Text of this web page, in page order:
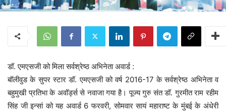
डॉ. एमएसजी को मिला सर्वश्रेष्ठ अभिनेता अवार्ड :
बॉलीवुड के सुपर स्टार डॉ. एमएसजी को वर्ष 2016-17 के सर्वश्रेष्ठ अभिनेता व
बहुमुखी प्रतिभा के अवॉर्ड्स से नवाजा गया है। पूज्य गुरु संत डॉ. गुरमीत राम रहीम
सिंह जी इन्सां को यह अवार्ड 6 फरवरी, सोमवार सायं महाराष्ट के मुंबई के अंधेरी